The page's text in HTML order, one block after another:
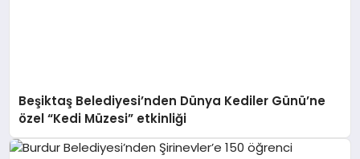
Beşiktaş Belediyesi’nden Dünya Kediler Günü’ne
özel “Kedi Müzesi” etkinliği